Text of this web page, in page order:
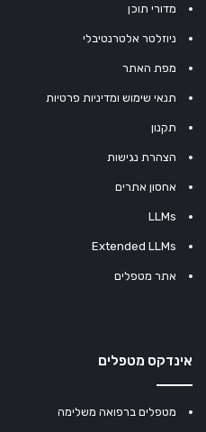
מדורי תוכן
ניוזלטר אלטרנטיבלי
מפת האתר
תנאי שימוש ומדיניות פרטיות
תקנון
הצהרת נגישות
אחסון אתרים
LLMs
Extended LLMs
אתר מטפלים
אינדקס מטפלים
מטפלים ברפואה משלימה